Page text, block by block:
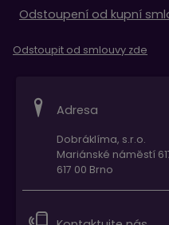
Odstoupení od kupní
Odstoupit od smlouvy zde
Adresa
Dobráklíma, s.r.o.
Mariánské náměstí
617 00 Brno